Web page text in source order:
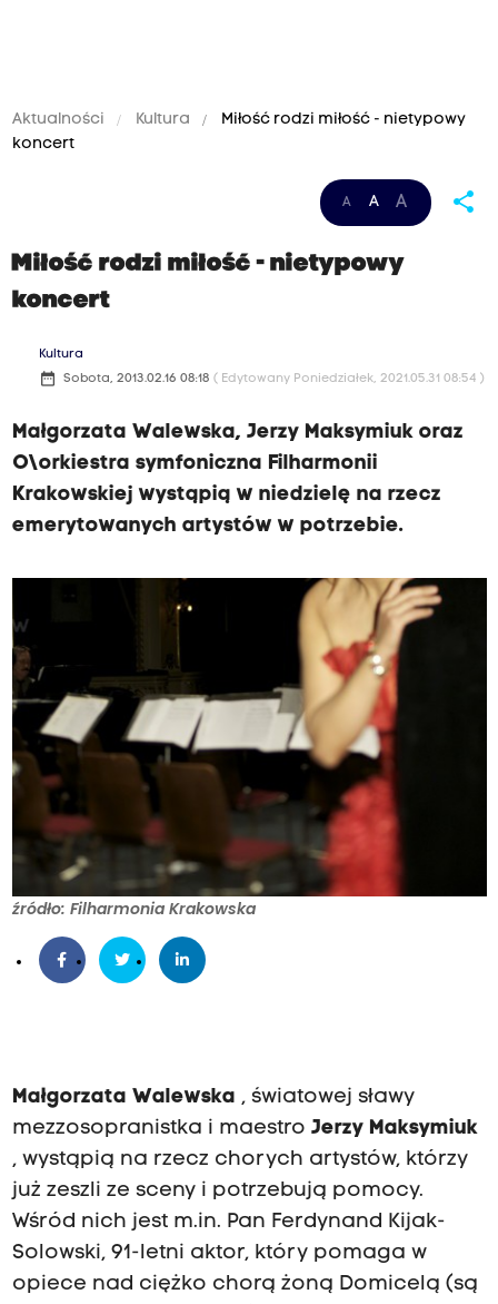
Aktualności Kultura
Miłość rodzi miłość - nietypowy
koncert
A A A share
Miłość rodzi miłość - nietypowy
koncert
Kultura
date_range Sobota, 2013.02.16 08:18 ( Edytowany Poniedziałek, 2021.05.31 08:54 )
Małgorzata Walewska, Jerzy Maksymiuk oraz
O\orkiestra symfoniczna Filharmonii
Krakowskiej wystąpią w niedzielę na rzecz
emerytowanych artystów w potrzebie.
źródło: Filharmonia Krakowska
Małgorzata Walewska , światowej sławy
mezzosopranistka i maestro Jerzy Maksymiuk
, wystąpią na rzecz chorych artystów, którzy
już zeszli ze sceny i potrzebują pomocy.
Wśród nich jest m.in. Pan Ferdynand Kijak-
Solowski, 91-letni aktor, który pomaga w
opiece nad ciężko chorą żoną Domicelą (są